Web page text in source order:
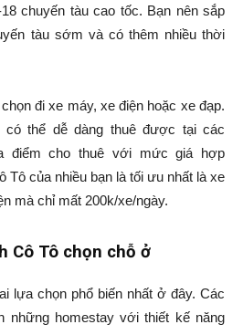
chuyến tàu cao tốc. Bạn nên sắp
tàu sớm và có thêm nhiều thời
đi xe máy, xe điện hoặc xe đạp.
có thể dễ dàng thuê được tại các
điểm cho thuê với mức giá hợp
Tô của nhiều bạn là tối ưu nhất là xe
mà chỉ mất 200k/xe/ngày.
Cô Tô chọn chỗ ở
lựa chọn phổ biến nhất ở đây. Các
những homestay với thiết kế năng